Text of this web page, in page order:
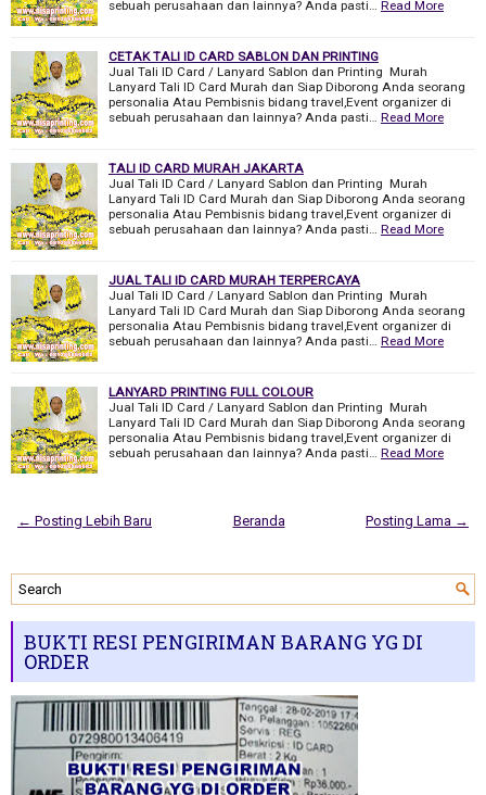
sebuah perusahaan dan lainnya? Anda pasti… Read More
CETAK TALI ID CARD SABLON DAN PRINTING
Jual Tali ID Card / Lanyard Sablon dan Printing Murah
Lanyard Tali ID Card Murah dan Siap Diborong Anda seorang
personalia Atau Pembisnis bidang travel,Event organizer di
sebuah perusahaan dan lainnya? Anda pasti… Read More
TALI ID CARD MURAH JAKARTA
Jual Tali ID Card / Lanyard Sablon dan Printing Murah
Lanyard Tali ID Card Murah dan Siap Diborong Anda seorang
personalia Atau Pembisnis bidang travel,Event organizer di
sebuah perusahaan dan lainnya? Anda pasti… Read More
JUAL TALI ID CARD MURAH TERPERCAYA
Jual Tali ID Card / Lanyard Sablon dan Printing Murah
Lanyard Tali ID Card Murah dan Siap Diborong Anda seorang
personalia Atau Pembisnis bidang travel,Event organizer di
sebuah perusahaan dan lainnya? Anda pasti… Read More
LANYARD PRINTING FULL COLOUR
Jual Tali ID Card / Lanyard Sablon dan Printing Murah
Lanyard Tali ID Card Murah dan Siap Diborong Anda seorang
personalia Atau Pembisnis bidang travel,Event organizer di
sebuah perusahaan dan lainnya? Anda pasti… Read More
← Posting Lebih Baru Posting Lama →
Beranda
BUKTI RESI PENGIRIMAN BARANG YG DI
ORDER